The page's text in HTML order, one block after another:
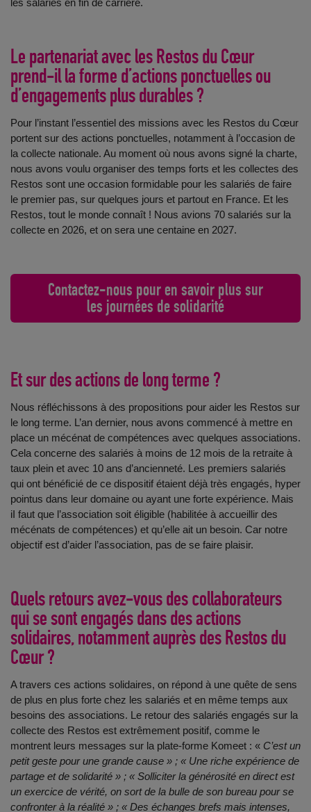
les salariés en fin de carrière.
Le partenariat avec les Restos du Cœur
prend-il la forme d’actions ponctuelles ou
d’engagements plus durables ?
Pour l’instant l’essentiel des missions avec les Restos du Cœur
portent sur des actions ponctuelles, notamment à l’occasion de
la collecte nationale. Au moment où nous avons signé la charte,
nous avons voulu organiser des temps forts et les collectes des
Restos sont une occasion formidable pour les salariés de faire
le premier pas, sur quelques jours et partout en France. Et les
Restos, tout le monde connaît ! Nous avions 70 salariés sur la
collecte en 2026, et on sera une centaine en 2027.
Contactez-nous pour en savoir plus sur
les journées de solidarité
Et sur des actions de long terme ?
Nous réfléchissons à des propositions pour aider les Restos sur
le long terme. L’an dernier, nous avons commencé à mettre en
place un mécénat de compétences avec quelques associations.
Cela concerne des salariés à moins de 12 mois de la retraite à
taux plein et avec 10 ans d’ancienneté. Les premiers salariés
qui ont bénéficié de ce dispositif étaient déjà très engagés, hyper
pointus dans leur domaine ou ayant une forte expérience. Mais
iI faut que l’association soit éligible (habilitée à accueillir des
mécénats de compétences) et qu’elle ait un besoin. Car notre
objectif est d’aider l’association, pas de se faire plaisir.
Quels retours avez-vous des collaborateurs
qui se sont engagés dans des actions
solidaires, notamment auprès des Restos du
Cœur ?
A travers ces actions solidaires, on répond à une quête de sens
de plus en plus forte chez les salariés et en même temps aux
besoins des associations. Le retour des salariés engagés sur la
collecte des Restos est extrêmement positif, comme le
montrent leurs messages sur la plate-forme Komeet : « C’est un
petit geste pour une grande cause » ; « Une riche expérience de
partage et de solidarité » ; « Solliciter la générosité en direct est
un exercice de vérité, on sort de la bulle de son bureau pour se
confronter à la réalité » ; « Des échanges brefs mais intenses,